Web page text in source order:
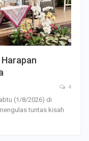
4
(1/8/2026) di
tuntas kisah